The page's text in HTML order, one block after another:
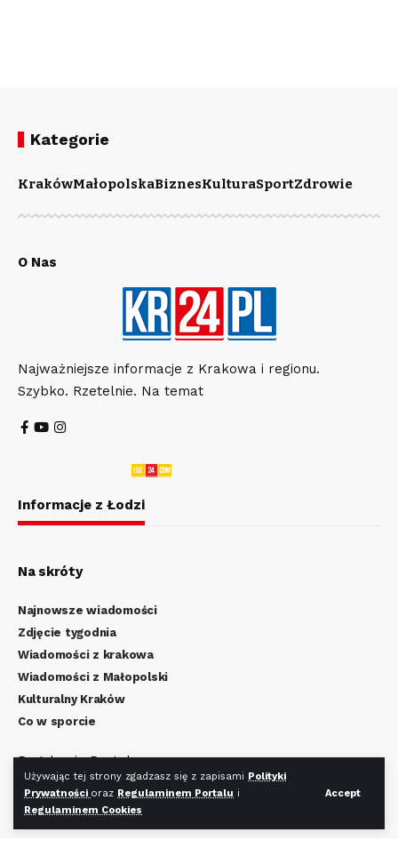
Używając tej strony zgadzasz się z zapisami Polityki
Prywatności oraz Regulaminem Portalu i
Regulaminem Cookies
Accept
Kategorie
KrakówMałopolskaBiznesKulturaSportZdrowie
O Nas
Najważniejsze informacje z Krakowa i regionu.
Szybko. Rzetelnie. Na temat
Informacje z Łodzi
Na skróty
Najnowsze wiadomości
Zdjęcie tygodnia
Wiadomości z krakowa
Wiadomości z Małopolski
Kulturalny Kraków
Co w sporcie
Regulamin Portalu
Polityka Prywatności
Regulamin Cookies